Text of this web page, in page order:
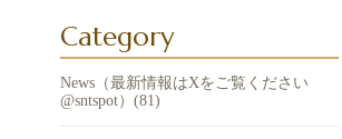
Category
News（最新情報はXをご覧ください
@sntspot）(81)